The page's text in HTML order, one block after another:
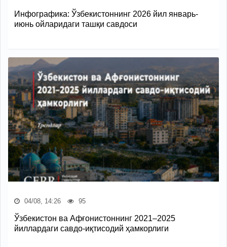
Инфографика: Ўзбекистоннинг 2026 йил январь-
июнь ойларидаги ташқи савдоси
04/08, 14:26 95
Ўзбекистон ва Афғонистоннинг 2021–2025
йиллардаги савдо-иқтисодий ҳамкорлиги